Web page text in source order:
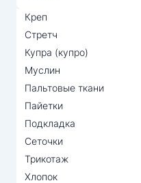
Креп
Стретч
Купра (купро)
Муслин
Пальтовые ткани
Пайетки
Подкладка
Сеточки
Трикотаж
Хлопок